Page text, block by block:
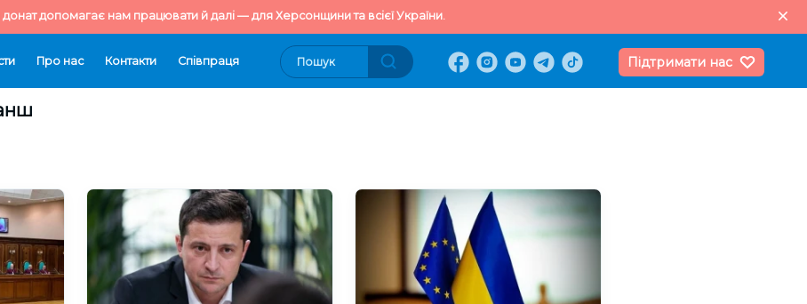
допомагає нам працювати й далі — для Херсонщини та всієї України.
Про нас Контакти Cпівпраця Підтримати нас